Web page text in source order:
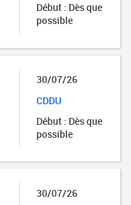
Début : Dès que
possible
30/07/26
CDDU
Début : Dès que
possible
30/07/26